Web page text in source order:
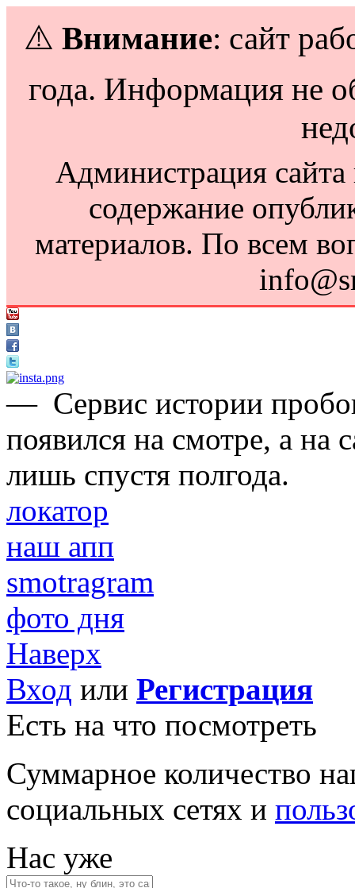
⚠️ Внимание: сайт
года. Информация не
Администрация сайта
содержание
материалов. По всем
— Сервис истории
появился на смотре, а на
лишь спустя полгода.
локатор
наш апп
smotragram
фото дня
Наверх
Вход или Регистрация
Есть на что посмотреть
Суммарное количество
социальных сетях и
Нас уже